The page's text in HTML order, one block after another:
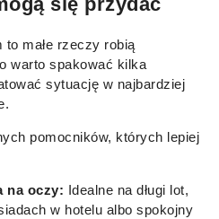
małe rzeczy robią
warto spakować kilka
sytuację w najbardziej
pomocników, których lepiej
na oczy: Idealne na długi lot,
w hotelu albo spokojny